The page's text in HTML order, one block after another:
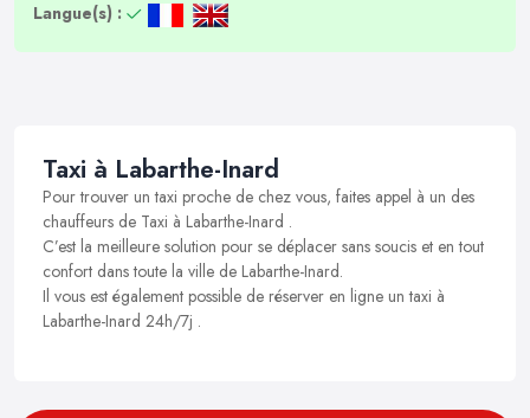
Langue(s) :
Taxi à Labarthe-Inard
Pour trouver un taxi proche de chez vous, faites appel à un des
chauffeurs de Taxi à Labarthe-Inard .
C’est la meilleure solution pour se déplacer sans soucis et en tout
confort dans toute la ville de Labarthe-Inard.
Il vous est également possible de réserver en ligne un taxi à
Labarthe-Inard 24h/7j .